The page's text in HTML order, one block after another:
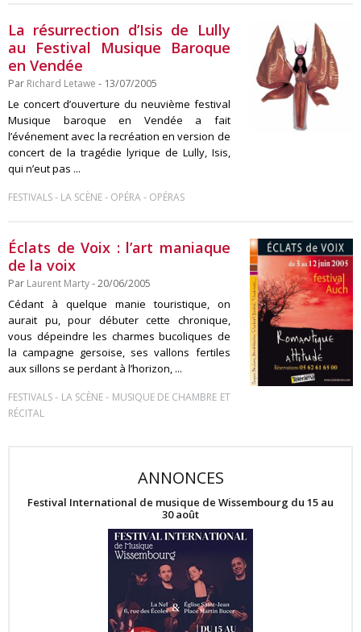
La résurrection d’Isis de Lully
au Festival Musique Baroque
en Vendée
Par Richard Letawe - 13/07/2005
Le concert d’ouverture du neuvième festival
Musique baroque en Vendée a fait
l’événement avec la recréation en version de
concert de la tragédie lyrique de Lully, Isis,
qui n’eut pas ...
FESTIVALS- LA SCÈNE- OPÉRA- OPÉRAS
Éclats de Voix : l’art maniaque
de la voix
Par Laurent Marty- 20/06/2005
Cédant à quelque manie touristique, on
aurait pu, pour débuter cette chronique,
vous dépeindre les charmes bucoliques de
la campagne gersoise, ses vallons fertiles
aux sillons se perdant à l’horizon, ...
FESTIVALS- LA SCÈNE- MUSIQUE DE CHAMBRE ET
RÉCITAL
ANNONCES
Festival International de musique de Wissembourg du 15 au
30 août